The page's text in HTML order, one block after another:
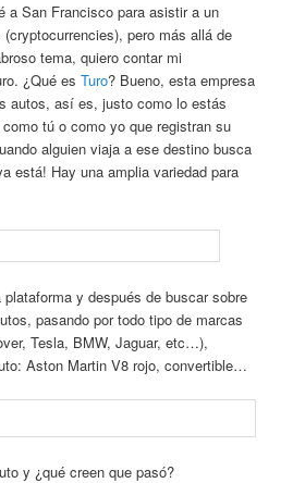
a San Francisco para asistir a un
pero más allá de
tema, quiero contar mi
¿Qué esTuro? Bueno, esta empresa
autos, así es, justo como lo estás
tú o como yo que registran su
alguien viaja a ese destino busca
está! Hay una amplia variedad para
y después de buscar sobre
pasando por todo tipo de marcas
Tesla, BMW, Jaguar, etc…),
Aston Martin V8 rojo, convertible…
y ¿qué creen que pasó?